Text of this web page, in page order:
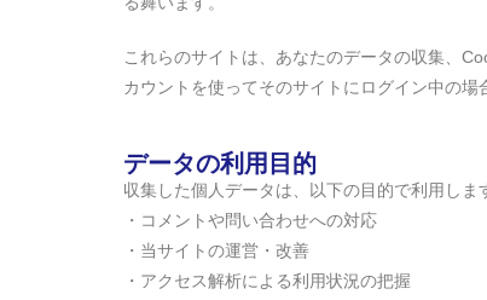
これらのサイトは、あなたのデータの収集、
カウントを使ってそのサイトにログイン中の
データの利用目的
収集した個人データは、以下の目的で利用しま
・コメントや問い合わせへの対応
・当サイトの運営・改善
・アクセス解析による利用状況の把握